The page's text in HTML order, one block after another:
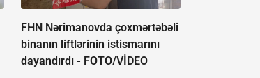
FHN Nərimanovda çoxmərtəbəli
binanın liftlərinin istismarını
dayandırdı - FOTO/VİDEO